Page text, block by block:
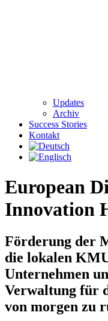
Updates
Archiv
Success Stories
Kontakt
European
Innovation
Förderung der
die lokalen
Unternehmen
Verwaltung für
von morgen zu